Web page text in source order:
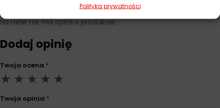
Polityka prywatności
Opinie
Na razie nie ma opinii o produkcie.
Dodaj opinię
Twoja ocena *
Twoja opinia *